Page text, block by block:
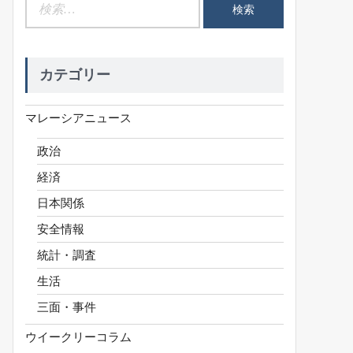
カテゴリー
マレーシアニュース
政治
経済
日本関係
安全情報
統計・調査
生活
三面・事件
ウイークリーコラム